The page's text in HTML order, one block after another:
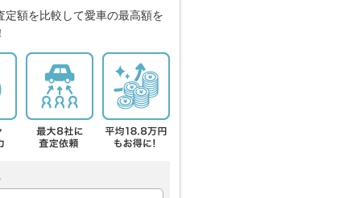
定額を比較して愛車の最高額を